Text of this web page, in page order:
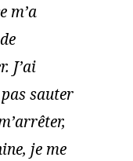
m’a
J’ai
sauter
je me